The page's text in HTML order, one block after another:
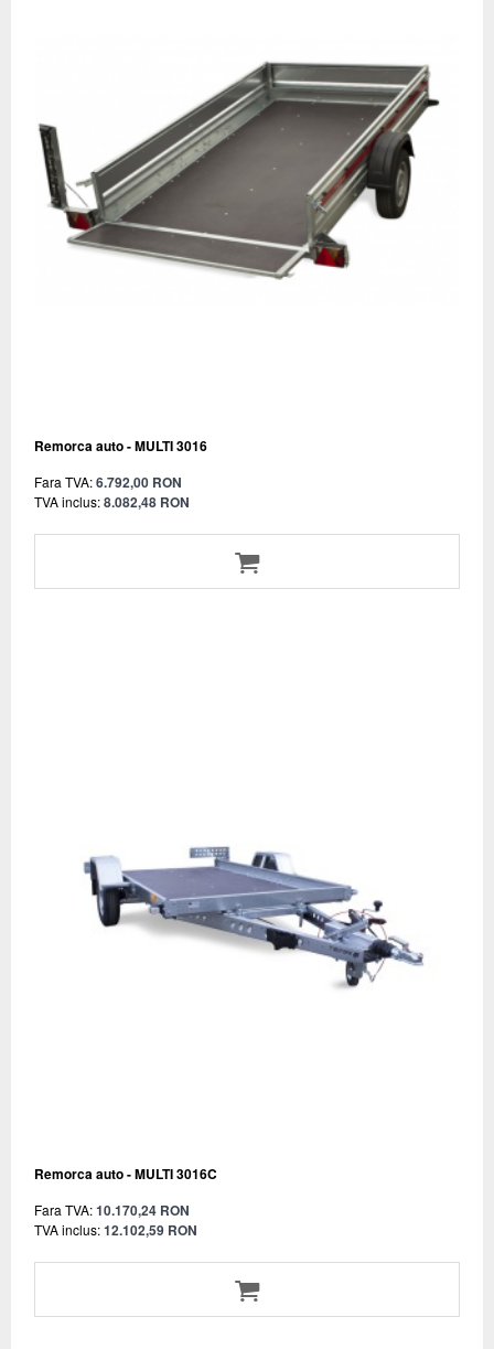
Remorca auto - MULTI 3016
Fara TVA:6.792,00 RON
TVA inclus:8.082,48 RON
Remorca auto - MULTI 3016C
Fara TVA:10.170,24 RON
TVA inclus:12.102,59 RON